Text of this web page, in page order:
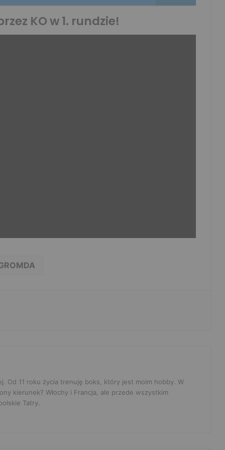
KO w 1. rundzie!
Od 11 roku życia trenuję boks, który jest moim hobby. W
kierunek? Włochy i Francja, ale przede wszystkim
Tatry.